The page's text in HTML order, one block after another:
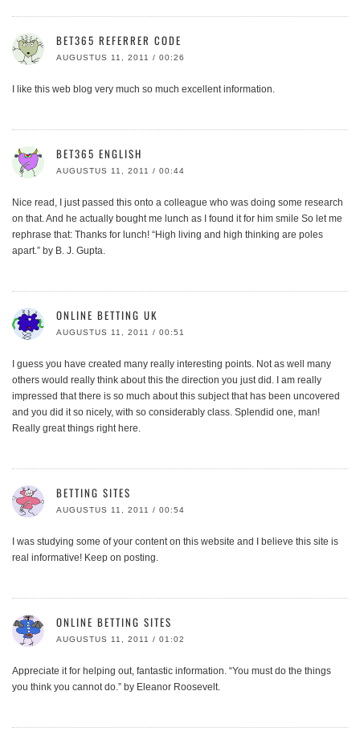
BET365 REFERRER CODE
AUGUSTUS 11, 2011 / 00:26
I like this web blog very much so much excellent information.
BET365 ENGLISH
AUGUSTUS 11, 2011 / 00:44
Nice read, I just passed this onto a colleague who was doing some research
on that. And he actually bought me lunch as I found it for him smile So let me
rephrase that: Thanks for lunch! “High living and high thinking are poles
apart.” by B. J. Gupta.
ONLINE BETTING UK
AUGUSTUS 11, 2011 / 00:51
I guess you have created many really interesting points. Not as well many
others would really think about this the direction you just did. I am really
impressed that there is so much about this subject that has been uncovered
and you did it so nicely, with so considerably class. Splendid one, man!
Really great things right here.
BETTING SITES
AUGUSTUS 11, 2011 / 00:54
I was studying some of your content on this website and I believe this site is
real informative! Keep on posting.
ONLINE BETTING SITES
AUGUSTUS 11, 2011 / 01:02
Appreciate it for helping out, fantastic information. “You must do the things
you think you cannot do.” by Eleanor Roosevelt.